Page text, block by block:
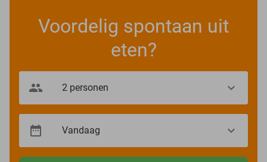
Voordelig spontaan uit
eten?